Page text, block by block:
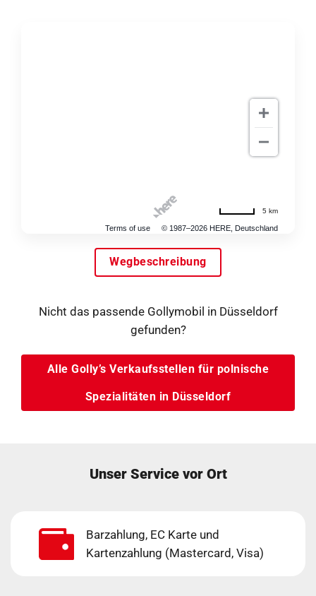
Terms of use © 1987–2026 HERE, Deutschland
5 km
Wegbeschreibung
Nicht das passende Gollymobil in Düsseldorf
gefunden?
Alle Golly’s Verkaufsstellen für polnische
Spezialitäten in Düsseldorf
Unser Service vor Ort
Barzahlung, EC Karte und
Kartenzahlung (Mastercard, Visa)